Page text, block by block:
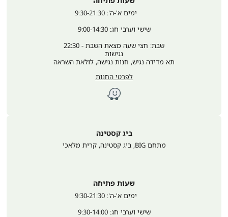
שישי וערבי חג: 9:00-14:30
שבת: חצי שעה מצאת השבת - 22:30
נגישות
תא מדידה נגיש, חנות נגישה, לולאת השראה
לפרטי החנות
ביג קסטינה
מתחם BIG, ביג קסטינה , קרית מלאכי
שעות פתיחה
שישי וערבי חג: 9:30-14:00